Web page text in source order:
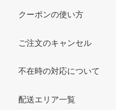
クーポンの使い方
ご注文のキャンセル
不在時の対応について
配送エリア一覧